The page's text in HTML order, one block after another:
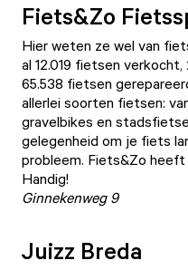
Fiets&Zo
Hier weten ze wel van
al 12.019 fietsen
65.538 fietsen
allerlei soorten fietsen:
gravelbikes en
gelegenheid om je fiets
probleem. Fiets&Zo heeft
Handig!
Ginnekenweg 9
Juizz Breda